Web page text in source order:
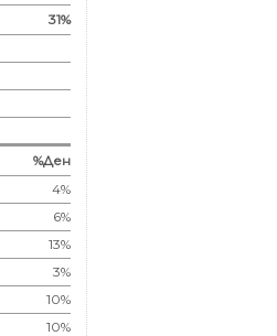
31%
%Ден
4%
6%
13%
3%
10%
10%